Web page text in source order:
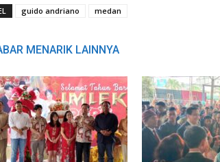
guido andriano medan
MENARIK LAINNYA